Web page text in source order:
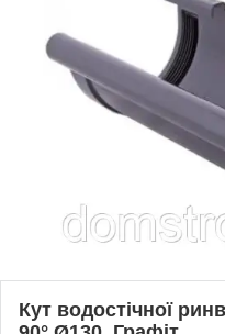
Кут водостічної